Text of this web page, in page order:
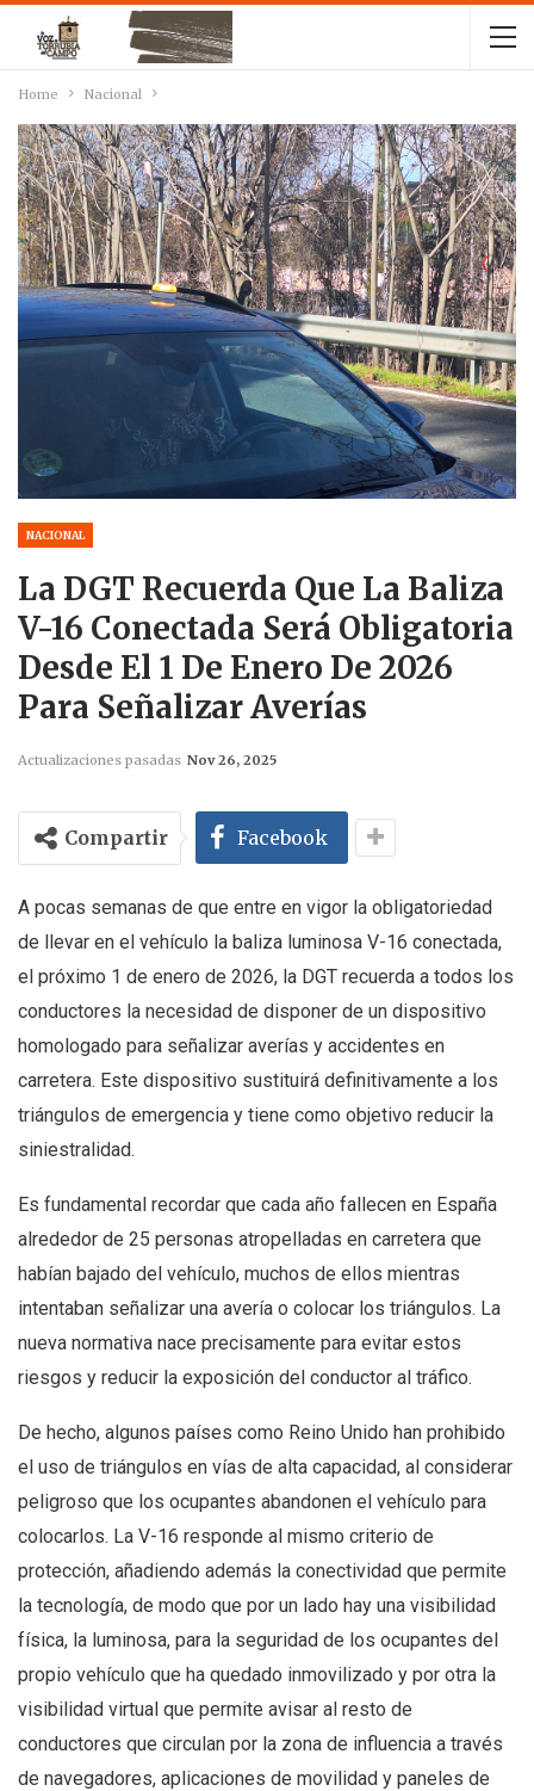
Home Nacional
NACIONAL
La DGT Recuerda Que La Baliza
V-16 Conectada Será Obligatoria
Desde El 1 De Enero De 2026
Para Señalizar Averías
Actualizaciones pasadas Nov 26, 2025
Compartir Facebook
A pocas semanas de que entre en vigor la obligatoriedad
de llevar en el vehículo la baliza luminosa V-16 conectada,
el próximo 1 de enero de 2026, la DGT recuerda a todos los
conductores la necesidad de disponer de un dispositivo
homologado para señalizar averías y accidentes en
carretera. Este dispositivo sustituirá definitivamente a los
triángulos de emergencia y tiene como objetivo reducir la
siniestralidad.
Es fundamental recordar que cada año fallecen en España
alrededor de 25 personas atropelladas en carretera que
habían bajado del vehículo, muchos de ellos mientras
intentaban señalizar una avería o colocar los triángulos. La
nueva normativa nace precisamente para evitar estos
riesgos y reducir la exposición del conductor al tráfico.
De hecho, algunos países como Reino Unido han prohibido
el uso de triángulos en vías de alta capacidad, al considerar
peligroso que los ocupantes abandonen el vehículo para
colocarlos. La V-16 responde al mismo criterio de
protección, añadiendo además la conectividad que permite
la tecnología, de modo que por un lado hay una visibilidad
física, la luminosa, para la seguridad de los ocupantes del
propio vehículo que ha quedado inmovilizado y por otra la
visibilidad virtual que permite avisar al resto de
conductores que circulan por la zona de influencia a través
de navegadores, aplicaciones de movilidad y paneles de